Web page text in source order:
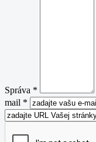
Správa *
mail *